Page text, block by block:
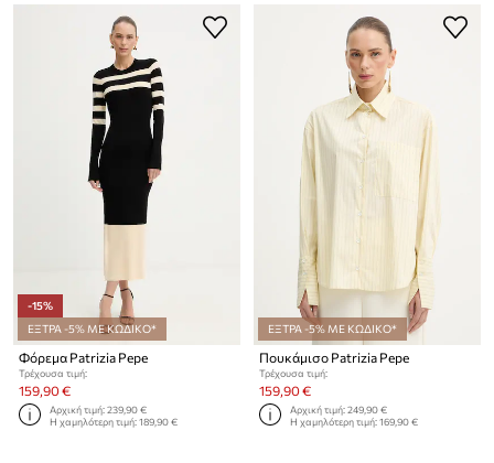
-15%
ΕΞΤΡΑ -5% ΜΕ ΚΩΔΙΚΟ*
Φόρεμα Patrizia Pepe
Τρέχουσα τιμή:
159,90 €
Αρχική τιμή:239,90 €
Η χαμηλότερη τιμή:189,90 €
ΕΞΤΡΑ -5% ΜΕ ΚΩΔΙΚΟ*
Πουκάμισο Patrizia Pepe
Τρέχουσα τιμή:
159,90 €
Αρχική τιμή:249,90 €
Η χαμηλότερη τιμή:169,90 €